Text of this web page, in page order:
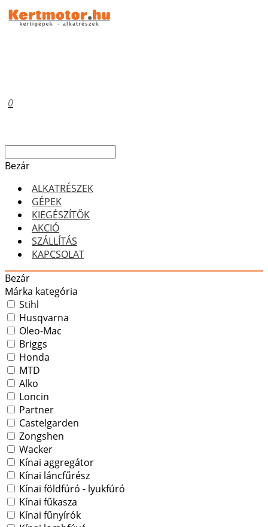
0
Bezár
ALKATRÉSZEK
GÉPEK
KIEGÉSZÍTŐK
AKCIÓ
SZÁLLÍTÁS
KAPCSOLAT
Bezár
Márka kategória
Stihl
Husqvarna
Oleo-Mac
Briggs
Honda
MTD
Alko
Loncin
Partner
Castelgarden
Zongshen
Wacker
Kínai aggregátor
Kínai láncfűrész
Kínai földfúró - lyukfúró
Kínai fűkasza
Kínai fűnyírók